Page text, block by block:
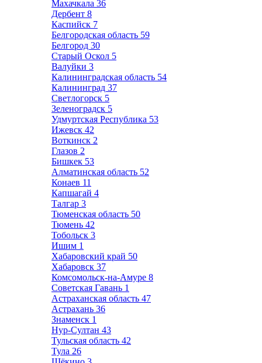
Махачкала 36
Дербент 8
Каспийск 7
Белгородская область 59
Белгород 30
Старый Оскол 5
Валуйки 3
Калининградская область 54
Калининград 37
Светлогорск 5
Зеленоградск 5
Удмуртская Республика 53
Ижевск 42
Воткинск 2
Глазов 2
Бишкек 53
Алматинская область 52
Конаев 11
Капшагай 4
Талгар 3
Тюменская область 50
Тюмень 42
Тобольск 3
Ишим 1
Хабаровский край 50
Хабаровск 37
Комсомольск-на-Амуре 8
Советская Гавань 1
Астраханская область 47
Астрахань 36
Знаменск 1
Нур-Султан 43
Тульская область 42
Тула 26